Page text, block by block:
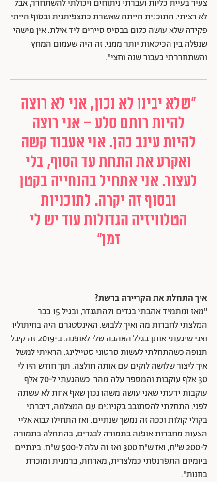
צעיר בעיית כליות ועברתי ניתוחים ויכולתי להשתחרר, אבל
לא רציתי. התוכנית הייתה שאשרת כתצפיתנית ובסוף הייתי
פקידה שלא עושה כלום בבסיס סיירים ליד אילת. אין מישהי
שנפלה בין הכיסאות יותר ממני. זה היה שעמום המחץ
והשתחררתי כעבור שנה וחצי".
"שלא יבינו לא נכון, אני לא רוצה
להיות רותם סלע – אני רוצה
להיות עינב כהן. אני אעבוד קשה
ואקרע את התחת עד הסוף, בלי
לעצור. אני אתחיל בהנחייה בקטן
ובסוף זה יקרה. לתוכניות
הטלוויזיה הגדולות עוד יש לי
זמן"
איך התחלת את הקריירה ברשת?
"מאז ומתמיד אהבתי בגדים ולהתגנדר, ובגיל 15 כבר
המלצתי לחברות מה ואיך ללבוש. האינסטגרם היה בחיתוליו
ואני שיגעתי אותן בגלל האהבה שלי לאופנה. ב-2019 זה קיבל
תנופה כשהתחלתי לעשות סרטוני סטיילינג. הראיתי למשל
איך ליצור שלושה לוקים עם אותה חולצה. תוך חודש היו לי
30 אלף עוקבות והמספר עלה מהר, כשהגעתי ל-70 אלף
עוקבות ידעתי שאני עושה משהו נכון שאף אחת לא עשתה
לפני. התחלתי להסתובב בקניונים עם המצלמה, דיברתי
בקולי קולות וככה זה נמשך שנתיים. ואז התחילו לבוא אליי
הצעות מחברות אופנה בתמורה לבגדים, בהתחלה בתמורה
ל-200 ש"ח, ואז ש"ח 300 ואז זה עלה ל-500 ש"ח. בינתיים
ביומיום התפרנסתי כמלצרית, מארחת, ברמנית ומוכרת
בחנות".